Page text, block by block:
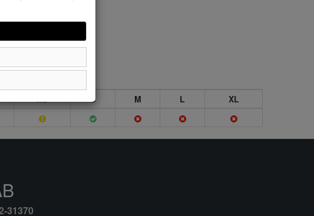
XS S M L
XL
31370